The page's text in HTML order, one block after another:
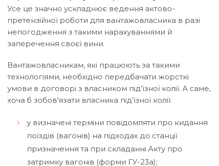
Усе це значно ускладнює ведення актово-
претензійної роботи для вантажовласника в разі
непогодження з такими нарахуваннями й
заперечення своєї вини.
Вантажовласникам, які працюють за такими
технологіями, необхідно передбачати жорсткі
умови в договорі з власником під’їзної колії. А саме,
хоча б зобов’язати власника під’їзної колії:
у визначені терміни повідомляти про кидання
поїздів (вагонів) на підходах до станції
призначення та при складанні Акту про
затримку вагонів (форми ГУ-23а);